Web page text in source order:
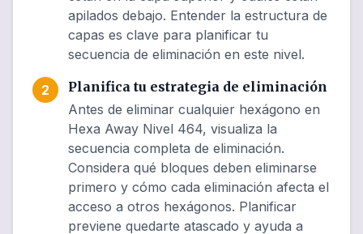
apilados debajo. Entender la estructura de
capas es clave para planificar tu
secuencia de eliminación en este nivel.
2
Planifica tu estrategia de eliminación
Antes de eliminar cualquier hexágono en
Hexa Away Nivel 464, visualiza la
secuencia completa de eliminación.
Considera qué bloques deben eliminarse
primero y cómo cada eliminación afecta el
acceso a otros hexágonos. Planificar
previene quedarte atascado y ayuda a